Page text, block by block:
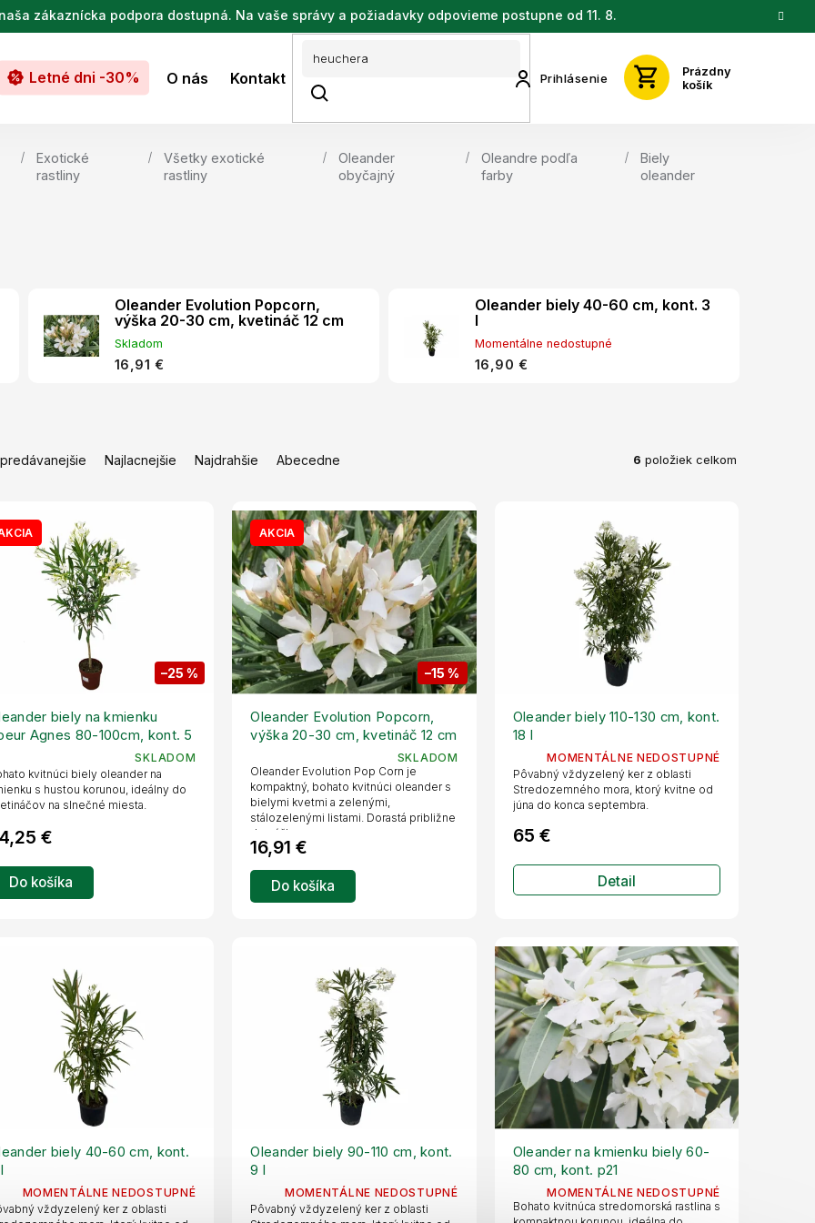
zákaznícka podpora dostupná. Na vaše správy a požiadavky odpovieme postupne od 11. 8.
Prihlásenie
Prázdny
košík
Letné dni -30% O nás Kontakt
Exotické
rastliny
Všetky exotické
rastliny
Oleander
obyčajný
Oleandre podľa
farby
Biely
oleander
Oleander Evolution Popcorn,
výška 20-30 cm, kvetináč 12 cm
Skladom
16,91 €
Oleander biely 40-60 cm, kont. 3
l
Momentálne nedostupné
16,90 €
Najlacnejšie Najdrahšie Abecedne 6 položiek celkom
–25 %
biely na kmienku
Agnes 80-100cm, kont. 5
SKLADOM
€
Do košíka
kvitnúci biely oleander na
s hustou korunou, ideálny do
na slnečné miesta.
AKCIA
–15 %
Oleander Evolution Popcorn,
výška 20-30 cm, kvetináč 12 cm
SKLADOM
16,91 €
Do košíka
Oleander Evolution Pop Corn je
kompaktný, bohato kvitnúci oleander s
bielymi kvetmi a zelenými,
stálozelenými listami. Dorastá približne
do výšky...
Oleander biely 110-130 cm, kont.
18 l
MOMENTÁLNE NEDOSTUPNÉ
65 €
Detail
Pôvabný vždyzelený ker z oblasti
Stredozemného mora, ktorý kvitne od
júna do konca septembra.
biely 40-60 cm, kont.
MOMENTÁLNE NEDOSTUPNÉ
vždyzelený ker z oblasti
Oleander biely 90-110 cm, kont.
9 l
MOMENTÁLNE NEDOSTUPNÉ
Pôvabný vždyzelený ker z oblasti
Oleander na kmienku biely 60-
80 cm, kont. p21
MOMENTÁLNE NEDOSTUPNÉ
Bohato kvitnúca stredomorská rastlina s